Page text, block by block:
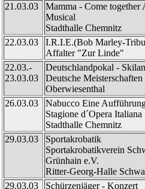
21.03.03
Mamma - Come together
Musical
Stadthalle Chemnitz
22.03.03
I.R.I.E.(Bob Marley-
Affalter "Zur Linde"
22.03.-
23.03.03
Deutschlandpokal -
Deutsche
Oberwiesenthal
26.03.03
Nabucco Eine
Stagione d´Opera Italiana
Stadthalle Chemnitz
29.03.03
Sportakrobatik
Sportakrobatikverein
Grünhain e.V.
Ritter-Georg-Halle
29.03.03
Schürzenjäger - Konzert